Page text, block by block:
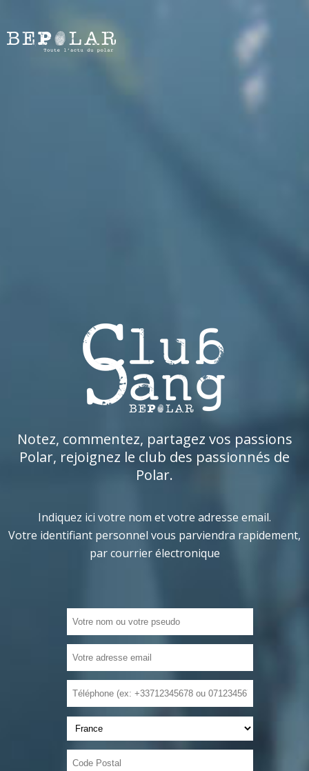
Notez, commentez, partagez vos passions
Polar, rejoignez le club des passionnés de
Polar.
Indiquez ici votre nom et votre adresse email.
Votre identifiant personnel vous parviendra rapidement,
par courrier électronique